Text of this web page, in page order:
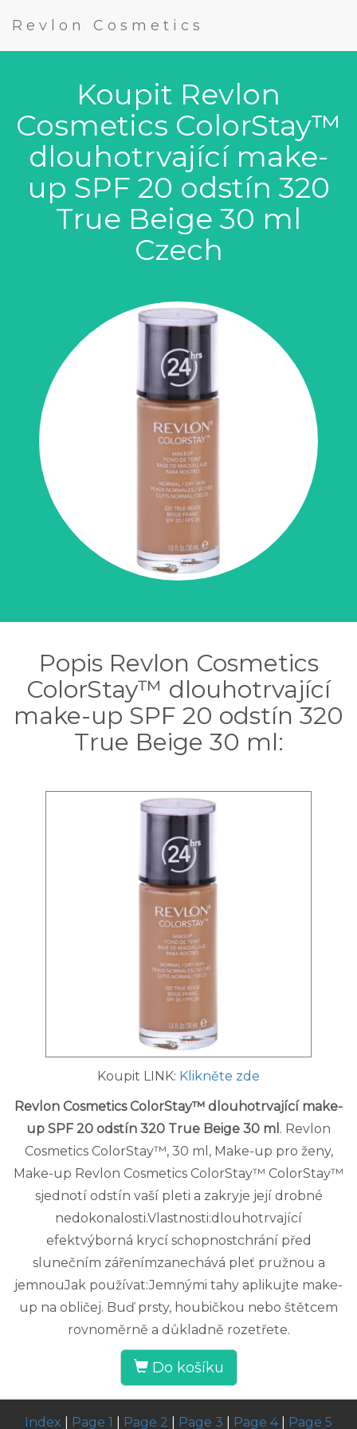
Revlon Cosmetics
Koupit Revlon
Cosmetics ColorStay™
dlouhotrvající make-
up SPF 20 odstín 320
True Beige 30 ml
Czech
Popis Revlon Cosmetics
ColorStay™ dlouhotrvající
make-up SPF 20 odstín 320
True Beige 30 ml:
Koupit LINK: Klikněte zde
Revlon Cosmetics ColorStay™ dlouhotrvající make-
up SPF 20 odstín 320 True Beige 30 ml . Revlon
Cosmetics ColorStay™, 30 ml, Make-up pro ženy,
Make-up Revlon Cosmetics ColorStay™ ColorStay™
sjednotí odstín vaší pleti a zakryje její drobné
nedokonalosti.Vlastnosti:dlouhotrvající
efektvýborná krycí schopnostchrání před
slunečním zářenímzanechává pleť pružnou a
jemnouJak používat:Jemnými tahy aplikujte make-
up na obličej. Buď prsty, houbičkou nebo štětcem
rovnoměrně a důkladně rozetřete.
Do košíku
Index Page 1 Page 2 Page 3 Page 4| Page 5